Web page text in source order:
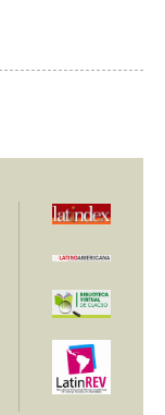
Mendoza Vidaurre